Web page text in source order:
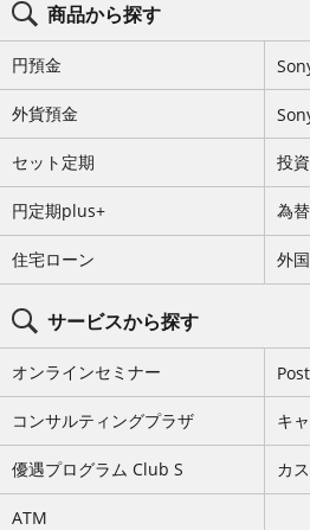
コ
ン
キ
商品から探す
円預金
外貨預金
セット定期 投
円定期plus+ 為
住宅ローン 外
サービスから探す
オンラインセミナー
コンサルティングプラザ キ
優遇プログラム Club S カ
ATM